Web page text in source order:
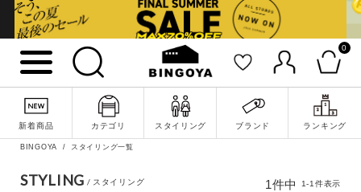
0
新着商品 カテゴリ スタイリング ブランド ランキング
詳細検索
BINGOYA スタイリング一覧
STYLING 1件中 1-1件表示